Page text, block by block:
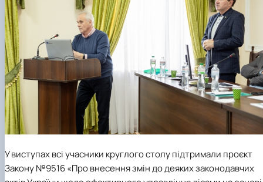
У виступах всі учасники круглого столу підтримали проєкт
Закону №9516 «Про внесення змін до деяких законодавчих